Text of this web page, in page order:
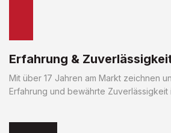
Erfahrung &
Mit über 17 Jahren am Markt zeichnen
Erfahrung und bewährte Zuverlässigkeit